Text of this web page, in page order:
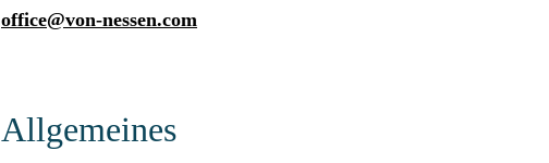
office@von-nessen.com
Allgemeines